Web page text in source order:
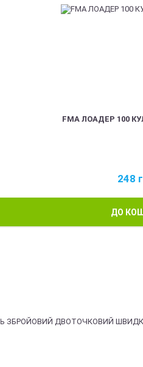
FMA ЛОАДЕР 100
248
ДО